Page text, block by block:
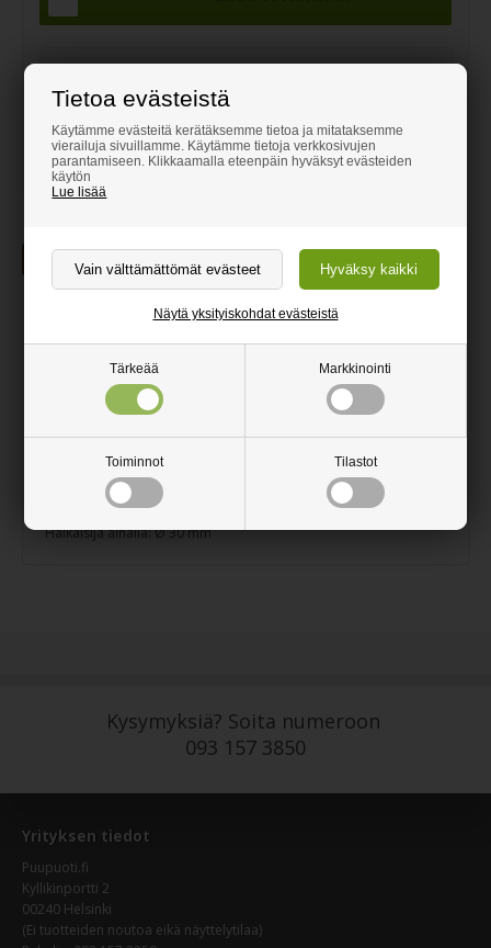
Tietoa evästeistä
Käytämme evästeitä kerätäksemme tietoa ja mitataksemme
vierailuja sivuillamme. Käytämme tietoja verkkosivujen
parantamiseen. Klikkaamalla eteenpäin hyväksyt evästeiden
käytön
Lue lisää
Tärkeää Markkinointi
Toiminnot Tilastot
Näytä yksityiskohdat evästeistä
Tarvitsetko apua?
Soita numeroon
093 157 3850
asiakaspalvelu@puupuoti.fi
Tuotekuvaus
Kartionmuotoiset pöydänjalat -
harjattu teräs
Hyvännäköinen kartiomuotoinen pöydänjalka, joka on levein
ylhäältä ja kapenee pohjaa kohti. Asennetaan helposti
pöytälevyn alle mukana toimitettavan asennuslevyn ansiosta.
Sopii jaloiksi ruokapöytään ja kirjoituspöytään.
Jalan pohjassa on musta tappi suojaamaan lattiaa.
Korkeus: 690 mm
Halkaisija ylhäällä: Ø 42 mm
Halkaisija alhalla: Ø 30 mm
Kysymyksiä? Soita numeroon
093 157 3850
Yrityksen tiedot
Puupuoti.fi
Kyllikinportti 2
00240 Helsinki
(Ei tuotteiden noutoa eikä näyttelytilaa)